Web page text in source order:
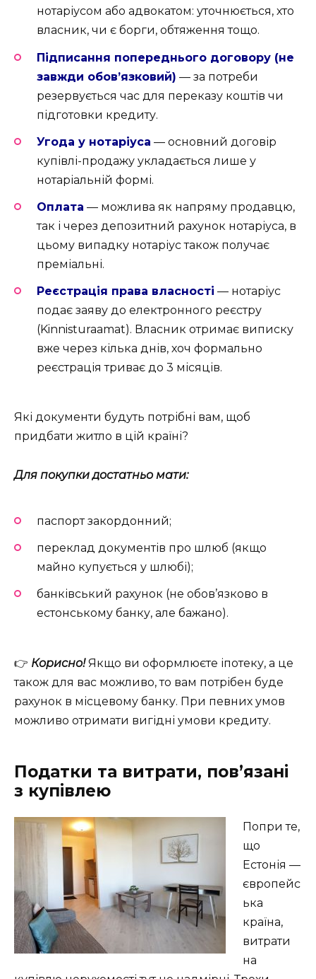
нотаріусом або адвокатом: уточнюється, хто
власник, чи є борги, обтяження тощо.
Підписання попереднього договору (не
завжди обов’язковий) — за потреби
резервується час для переказу коштів чи
підготовки кредиту.
Угода у нотаріуса — основний договір
купівлі-продажу укладається лише у
нотаріальній формі.
Оплата — можлива як напряму продавцю,
так і через депозитний рахунок нотаріуса, в
цьому випадку нотаріус також получає
преміальні.
Реєстрація права власності — нотаріус
подає заяву до електронного реєстру
(Kinnisturaamat). Власник отримає виписку
вже через кілька днів, хоч формально
реєстрація триває до 3 місяців.
Які документи будуть потрібні вам, щоб
придбати житло в цій країні?
Для покупки достатньо мати:
паспорт закордонний;
переклад документів про шлюб (якщо
майно купується у шлюбі);
банківський рахунок (не обов’язково в
естонському банку, але бажано).
👉 Корисно! Якщо ви оформлюєте іпотеку, а це
також для вас можливо, то вам потрібен буде
рахунок в місцевому банку. При певних умов
можливо отримати вигідні умови кредиту.
Податки та витрати, пов’язані
з купівлею
Попри те,
що
Естонія —
європейс
ька
країна,
витрати
на